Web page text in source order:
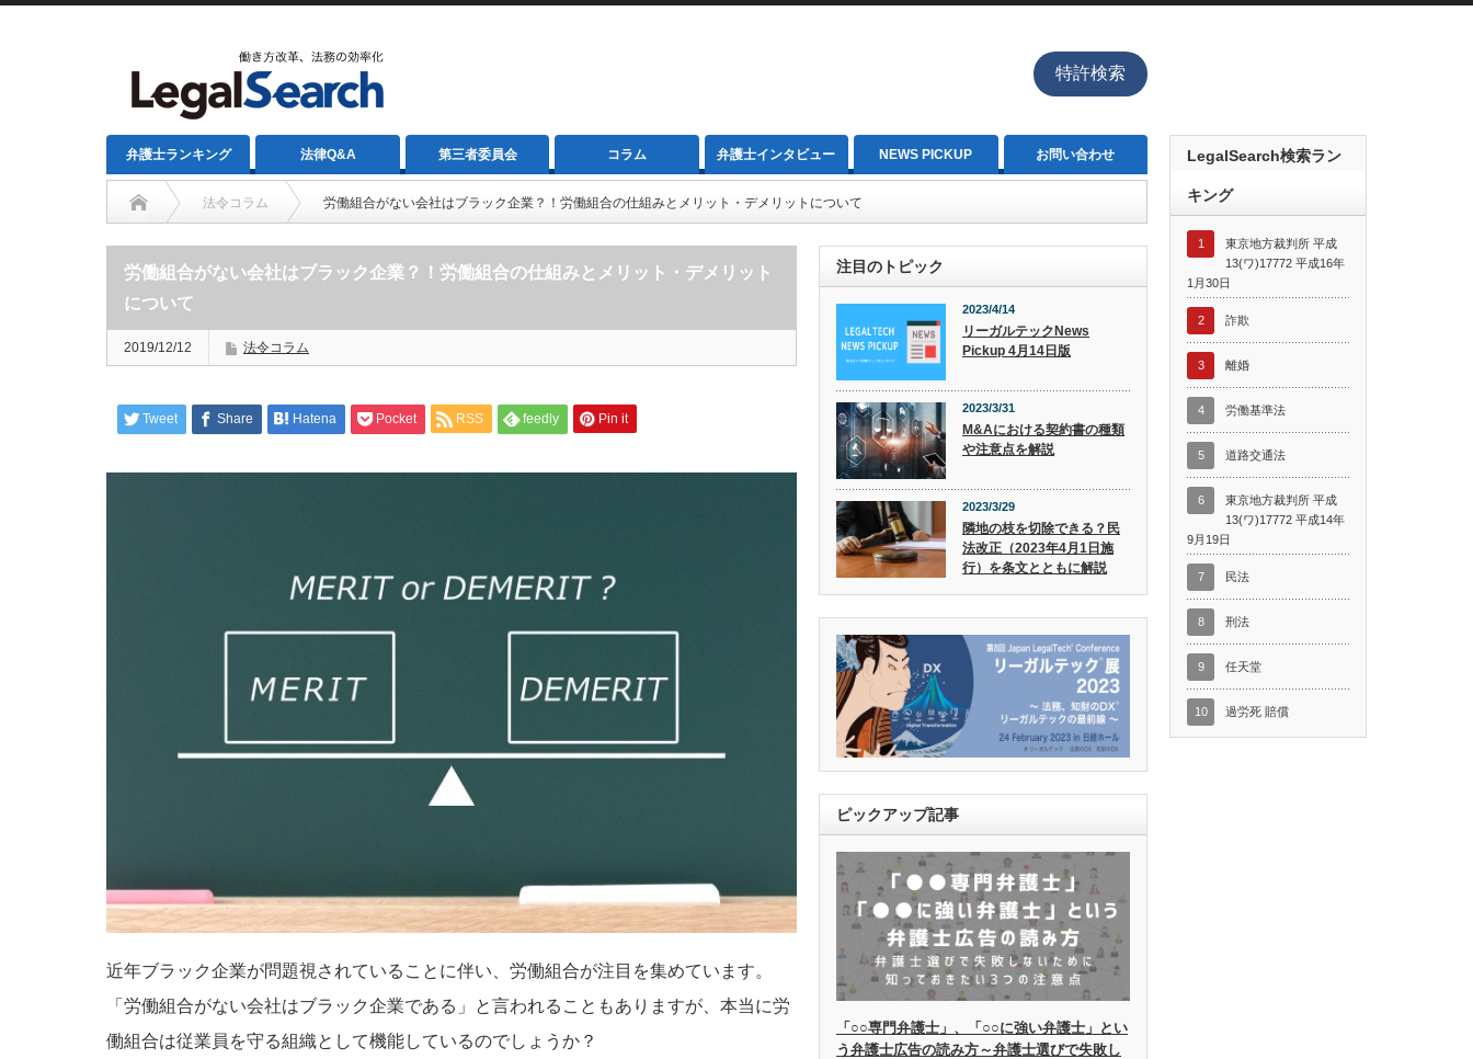
特許検索
弁護士ランキング 法律Q&A 第三者委員会 コラム 弁護士インタビュー NEWS PICKUP お問い合わせ
法令コラム 労働組合がない会社はブラック企業？！労働組合の仕組みとメリット・デメリットについて
労働組合がない会社はブラック企業？！労働組合の仕組みとメリット・デメリット
について
2019/12/12 法令コラム
Tweet Share Hatena Pocket RSS feedly Pin it
近年ブラック企業が問題視されていることに伴い、労働組合が注目を集めています。
「労働組合がない会社はブラック企業である」と言われることもありますが、本当に労
働組合は従業員を守る組織として機能しているのでしょうか？
注目のトピック
2023/4/14
リーガルテックNews
Pickup 4月14日版
2023/3/31
M&Aにおける契約書の種類
や注意点を解説
2023/3/29
隣地の枝を切除できる？民
法改正（2023年4月1日施
行）を条文とともに解説
ピックアップ記事
「○○専門弁護士」、「○○に強い弁護士」とい
う弁護士広告の読み方～弁護士選びで失敗し
LegalSearch検索ラン
キング
1
東京地方裁判所 平成
13(ワ)17772 平成16年
1月30日
2 詐欺
3 離婚
4 労働基準法
5 道路交通法
6
東京地方裁判所 平成
13(ワ)17772 平成14年
9月19日
7 民法
8 刑法
9 任天堂
10 過労死 賠償